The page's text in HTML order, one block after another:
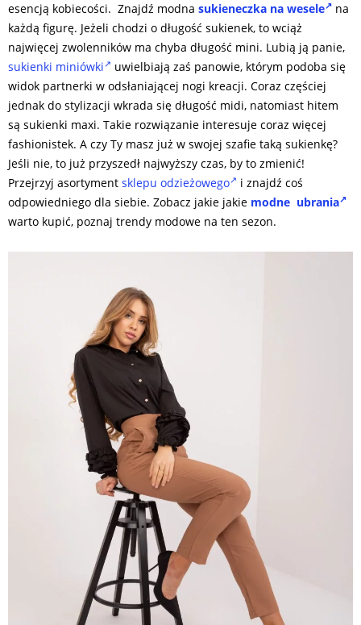
esencją kobiecości. Znajdź modna sukieneczka na wesele
na
każdą figurę. Jeżeli chodzi o długość sukienek, to wciąż
najwięcej zwolenników ma chyba długość mini. Lubią ją panie,
sukienki miniówki
uwielbiają zaś panowie, którym podoba się
widok partnerki w odsłaniającej nogi kreacji. Coraz częściej
jednak do stylizacji wkrada się długość midi, natomiast hitem
są sukienki maxi. Takie rozwiązanie interesuje coraz więcej
fashionistek. A czy Ty masz już w swojej szafie taką sukienkę?
Jeśli nie, to już przyszedł najwyższy czas, by to zmienić!
Przejrzyj asortyment sklepu odzieżowego
i znajdź coś
odpowiedniego dla siebie. Zobacz jakie jakie modne ubrania
warto kupić, poznaj trendy modowe na ten sezon.